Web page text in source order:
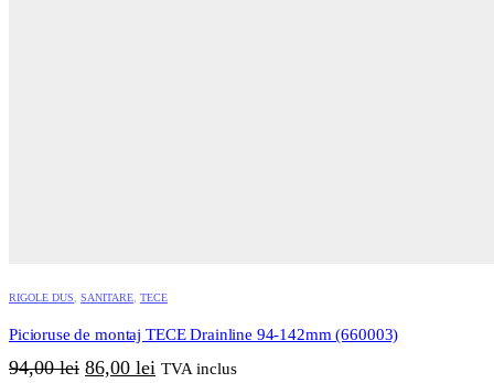
RIGOLE DUS, SANITARE, TECE
Picioruse de montaj TECE Drainline 94-142mm (660003)
94,00lei Prețul
86,00 lei Prețul
TVA inclus